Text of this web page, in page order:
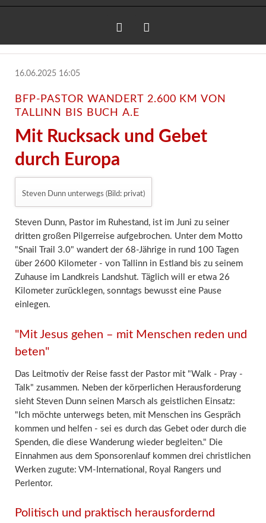
16.06.2025 16:05
BFP-PASTOR WANDERT 2.600 KM VON
TALLINN BIS BUCH A.E
Mit Rucksack und Gebet
durch Europa
Steven Dunn unterwegs (Bild: privat)
Steven Dunn, Pastor im Ruhestand, ist im Juni zu seiner
dritten großen Pilgerreise aufgebrochen. Unter dem Motto
"Snail Trail 3.0" wandert der 68-Jährige in rund 100 Tagen
über 2600 Kilometer - von Tallinn in Estland bis zu seinem
Zuhause im Landkreis Landshut. Täglich will er etwa 26
Kilometer zurücklegen, sonntags bewusst eine Pause
einlegen.
"Mit Jesus gehen – mit Menschen reden und
beten"
Das Leitmotiv der Reise fasst der Pastor mit "Walk - Pray -
Talk" zusammen. Neben der körperlichen Herausforderung
sieht Steven Dunn seinen Marsch als geistlichen Einsatz:
"Ich möchte unterwegs beten, mit Menschen ins Gespräch
kommen und helfen - sei es durch das Gebet oder durch die
Spenden, die diese Wanderung wieder begleiten." Die
Einnahmen aus dem Sponsorenlauf kommen drei christlichen
Werken zugute: VM-International, Royal Rangers und
Perlentor.
Politisch und praktisch herausfordernd